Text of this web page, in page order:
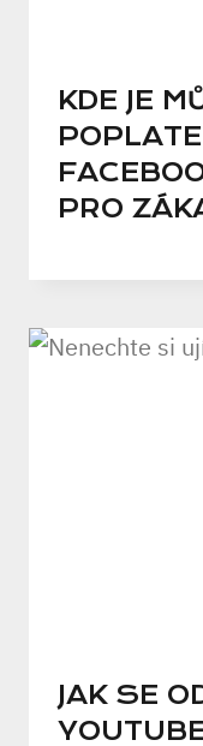
KDE JE
PRO
JAK SE